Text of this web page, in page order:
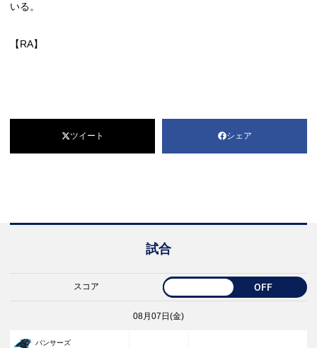
いる。
【RA】
ツイート シェア
試合
スコア OFF
08月07日(金)
パンサーズ